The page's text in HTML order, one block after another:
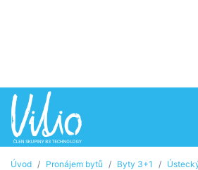
Úvod Pronájem bytů Byty 3+1